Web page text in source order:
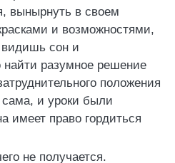
вынырнуть в своем
и возможностями,
видишь сон и
разумное решение
положения
и уроки были
имеет право гордиться
не получается.